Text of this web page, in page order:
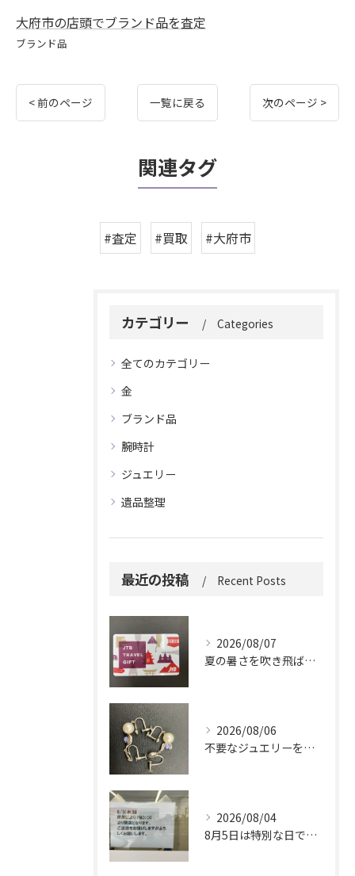
大府市の店頭でブランド品を査定
ブランド品
< 前のページ 一覧に戻る 次のページ >
関連タグ
#査定 #買取 #大府市
カテゴリー Categories
全てのカテゴリー
金
ブランド品
腕時計
ジュエリー
遺品整理
最近の投稿 Recent Posts
2026/08/07
夏の暑さを吹き飛ばしに来てください。
2026/08/06
不要なジュエリーを眠らせていませんか？
2026/08/04
8月5日は特別な日です。